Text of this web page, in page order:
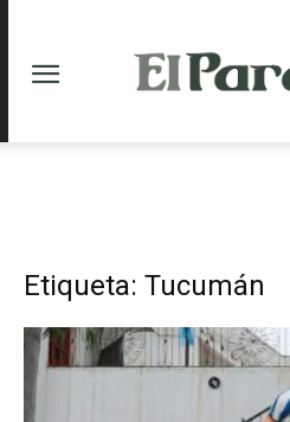
Etiqueta: Tucumán